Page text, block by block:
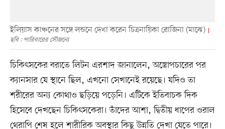
ইলিয়াস কাঞ্চনের সঙ্গে লন্ডনে দেখা করেন চিত্রনায়িকা রোজিনা (মাঝে)
ছবি : পারিবারের সৌজন্যে
চিকিৎসকের বরাতে লিটন এরশাদ জানালেন, অস্ত্রোপচারের পর
ক্যানসার যে স্থানে ছিল, এখনো সেখানেই রয়েছে। যদিও তা
শরীরের অন্য কোথাও ছড়িয়ে পড়েনি। এটিকে ইতিবাচক দিক
হিসেবে দেখছেন চিকিৎসকেরা। তাঁদের আশা, দ্বিতীয় ধাপের ওরাল
থেরাপি শেষ হলে শারীরিক অবস্থার কিছু উন্নতি দেখা যেতে পারে।